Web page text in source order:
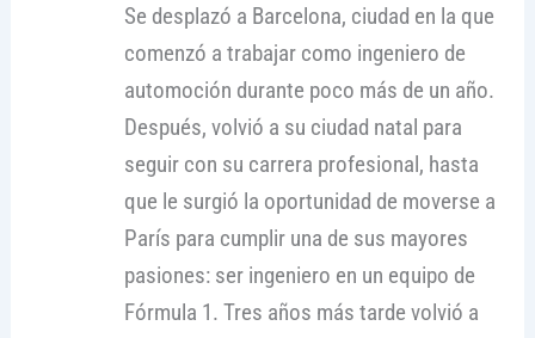
Se desplazó a Barcelona, ciudad en la que
comenzó a trabajar como ingeniero de
automoción durante poco más de un año.
Después, volvió a su ciudad natal para
seguir con su carrera profesional, hasta
que le surgió la oportunidad de moverse a
París para cumplir una de sus mayores
pasiones: ser ingeniero en un equipo de
Fórmula 1. Tres años más tarde volvió a